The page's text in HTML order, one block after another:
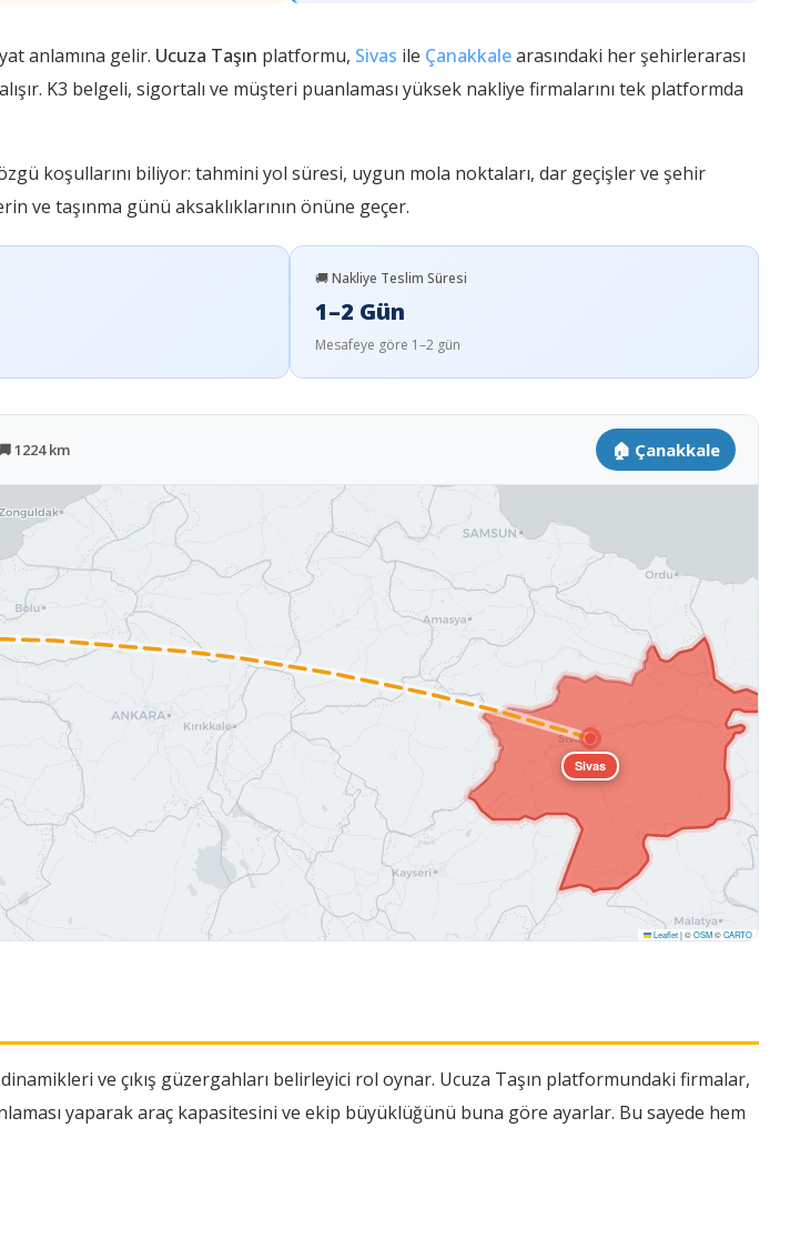
anlamına gelir. Ucuza Taşın platformu, Sivas ile Çanakkalearasındaki her şehirlerarası
K3 belgeli, sigortalı ve müşteri puanlaması yüksek nakliye firmalarını tek platformda
koşullarını biliyor: tahmini yol süresi, uygun mola noktaları, dar geçişler ve şehir
ve taşınma günü aksaklıklarının önüne geçer.
🚚 Nakliye Teslim Süresi
1–2 Gün
Mesafeye göre 1–2 gün
1224 km 🏠 Çanakkale
Sivas
Leaflet|©OSM©CARTO
ve çıkış güzergahları belirleyici rol oynar. Ucuza Taşın platformundaki firmalar,
yaparak araç kapasitesini ve ekip büyüklüğünü buna göre ayarlar. Bu sayede hem